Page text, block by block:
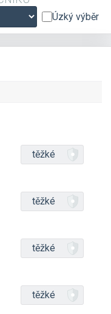
zvuk,
Úzký výběr
těžké
těžké
těžké
těžké